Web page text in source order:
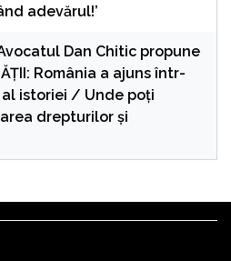
adevărul!’
Dan Chitic propune
România a ajuns într-
istoriei / Unde poți
drepturilor și